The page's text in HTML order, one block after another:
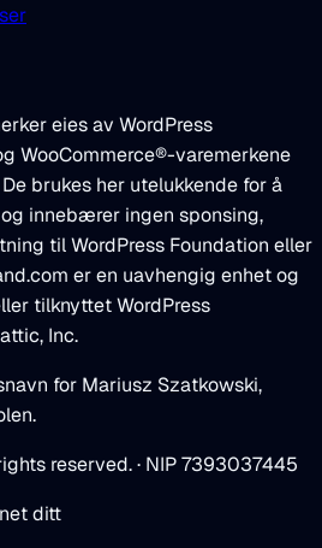
eies av WordPress
WooCommerce®-varemerkene
brukes her utelukkende for å
innebærer ingen sponsing,
til WordPress Foundation eller
er en uavhengig enhet og
tilknyttet WordPress
Inc.
for Mariusz Szatkowski,
reserved. · NIP 7393037445
ditt